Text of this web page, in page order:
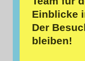
Einblicke
Der
bleiben!